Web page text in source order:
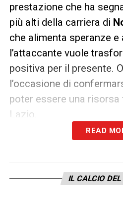
prestazione che ha
più alti della carriera di
che alimenta speranze e
l’attaccante vuole
positiva per il presente.
l’occasione di
poter essere una risorsa
Lazio.
READ
IL CALCIO